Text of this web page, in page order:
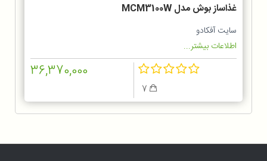
غذاساز بوش مدل MCM3100W
سایت آفکادو
اطلاعات بیشتر...
36,370,000